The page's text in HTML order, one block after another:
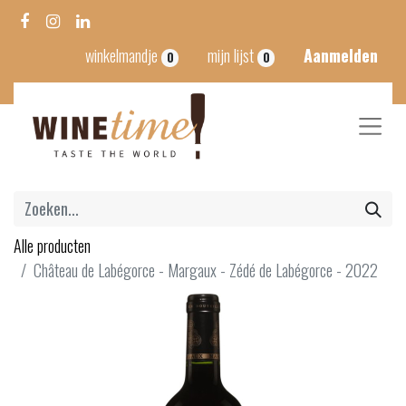
winkelmandje 0 mijn lijst 0 Aanmelden
Alle producten
Château de Labégorce - Margaux - Zédé de Labégorce - 2022